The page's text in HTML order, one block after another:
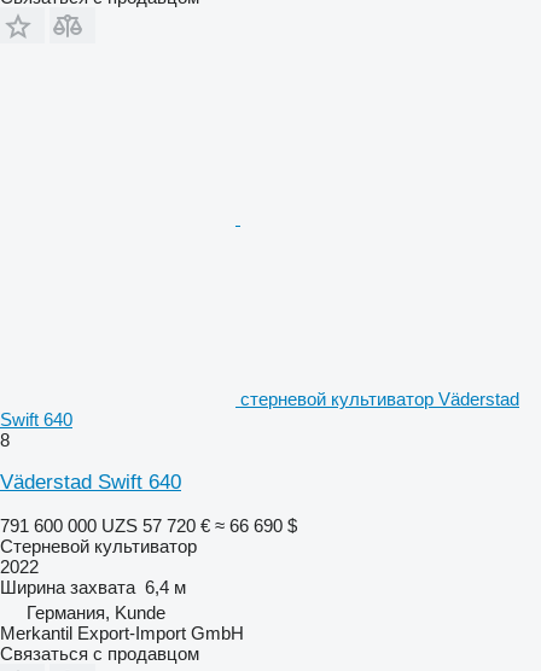
стерневой культиватор Väderstad
Swift 640
8
Väderstad Swift 640
791 600 000 UZS 57 720 € ≈ 66 690 $
Стерневой культиватор
2022
Ширина захвата 6,4 м
Германия, Kunde
Merkantil Export-Import GmbH
Связаться с продавцом